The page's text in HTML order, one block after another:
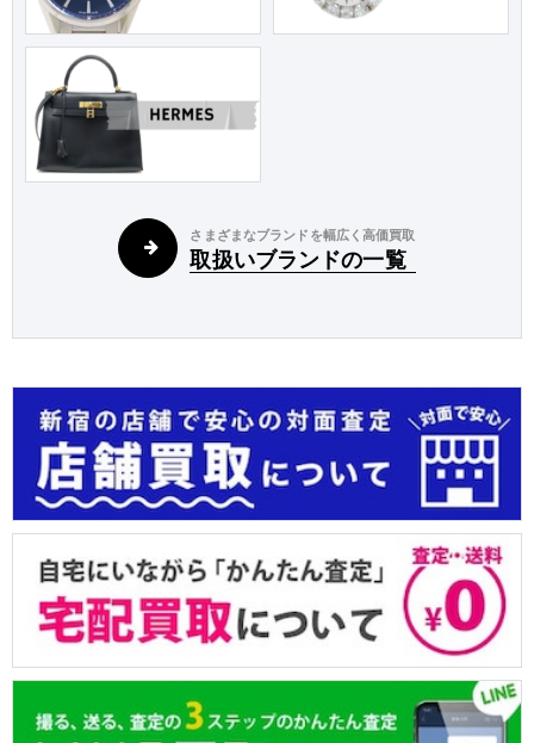
さまざまなブランドを幅広く高価買取
取扱いブランドの一覧